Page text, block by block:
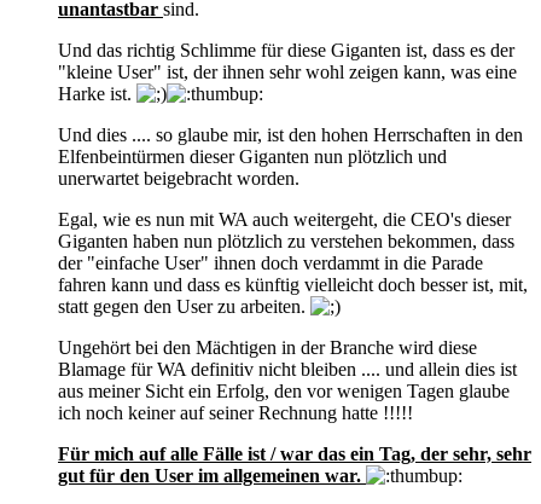
unantastbar sind.
Und das richtig Schlimme für diese Giganten ist, dass es der
"kleine User" ist, der ihnen sehr wohl zeigen kann, was eine
Harke ist.
Und dies .... so glaube mir, ist den hohen Herrschaften in den
Elfenbeintürmen dieser Giganten nun plötzlich und
unerwartet beigebracht worden.
Egal, wie es nun mit WA auch weitergeht, die CEO's dieser
Giganten haben nun plötzlich zu verstehen bekommen, dass
der "einfache User" ihnen doch verdammt in die Parade
fahren kann und dass es künftig vielleicht doch besser ist, mit,
statt gegen den User zu arbeiten.
Ungehört bei den Mächtigen in der Branche wird diese
Blamage für WA definitiv nicht bleiben .... und allein dies ist
aus meiner Sicht ein Erfolg, den vor wenigen Tagen glaube
ich noch keiner auf seiner Rechnung hatte !!!!!
Für mich auf alle Fälle ist / war das ein Tag, der sehr, sehr
gut für den User im allgemeinen war.